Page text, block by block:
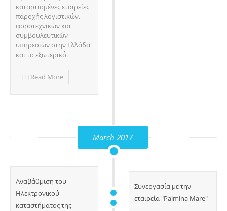
καταρτισμένες εταιρείες
παροχής λογιστικών,
φοροτεχνικών και
συμβουλευτικών
υπηρεσιών στην Ελλάδα
και το εξωτερικό.
[+] Read More
March 2017
Αναβάθμιση του
Ηλεκτρονικού
καταστήματος της
Συνεργασία με την
εταιρεία "Palmina Mare"